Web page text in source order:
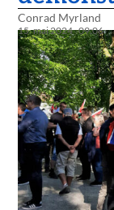
Conrad Myrland
15. mai 2024 09:06